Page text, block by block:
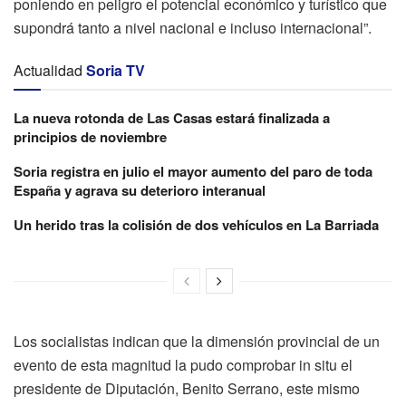
supondrá tanto a nivel nacional e incluso internacional”.
Actualidad Soria TV
La nueva rotonda de Las Casas estará finalizada a
principios de noviembre
Soria registra en julio el mayor aumento del paro de toda
España y agrava su deterioro interanual
Un herido tras la colisión de dos vehículos en La Barriada
Los socialistas indican que la dimensión provincial de un
evento de esta magnitud la pudo comprobar in situ el
presidente de Diputación, Benito Serrano, este mismo